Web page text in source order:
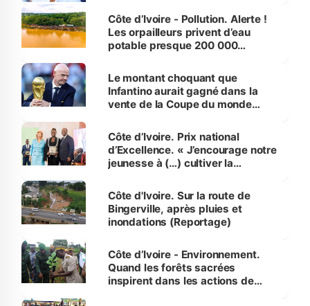
Côte d’Ivoire - Pollution. Alerte !
Les orpailleurs privent d’eau
potable presque 200 000
Le montant choquant que
Infantino aurait gagné dans la
vente de la Coupe du monde
Côte d’Ivoire. Prix national
d’Excellence. « J’encourage notre
jeunesse à (…) cultiver la
(Alassane Ouattara
Côte d'Ivoire. Sur la route de
Bingerville, après pluies et
inondations (Reportage)
Côte d’Ivoire - Environnement.
Quand les forêts sacrées
inspirent dans les actions de